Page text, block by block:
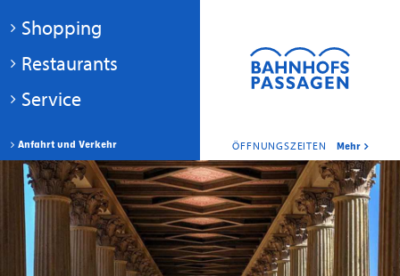
ÖFFNUNGSZEITEN Mehr
Anfahrt und Verkehr
Shopping
Restaurants
Service